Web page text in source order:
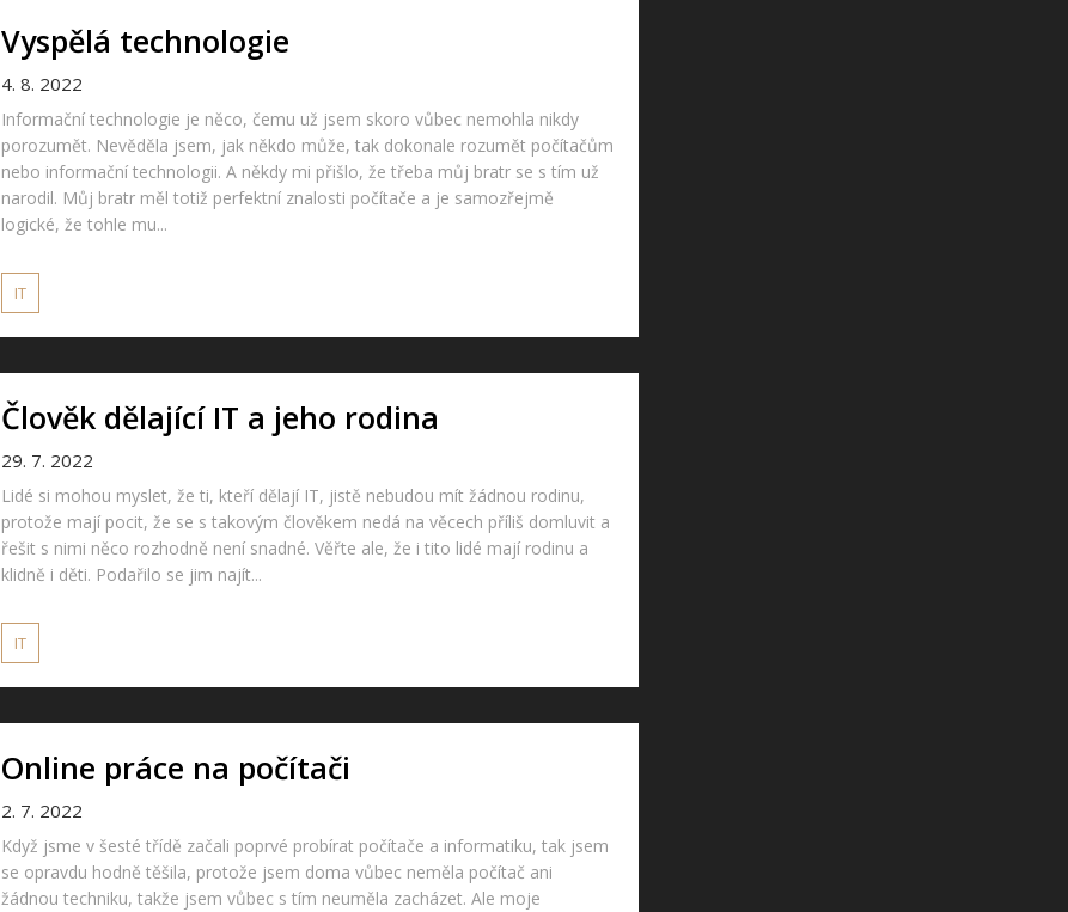
Vyspělá technologie
4. 8. 2022
Informační technologie je něco, čemu už jsem skoro vůbec nemohla nikdy
porozumět. Nevěděla jsem, jak někdo může, tak dokonale rozumět počítačům
nebo informační technologii. A někdy mi přišlo, že třeba můj bratr se s tím už
narodil. Můj bratr měl totiž perfektní znalosti počítače a je samozřejmě
logické, že tohle mu...
IT
Člověk dělající IT a jeho rodina
29. 7. 2022
Lidé si mohou myslet, že ti, kteří dělají IT, jistě nebudou mít žádnou rodinu,
protože mají pocit, že se s takovým člověkem nedá na věcech příliš domluvit a
řešit s nimi něco rozhodně není snadné. Věřte ale, že i tito lidé mají rodinu a
klidně i děti. Podařilo se jim najít...
IT
Online práce na počítači
2. 7. 2022
Když jsme v šesté třídě začali poprvé probírat počítače a informatiku, tak jsem
se opravdu hodně těšila, protože jsem doma vůbec neměla počítač ani
žádnou techniku, takže jsem vůbec s tím neuměla zacházet. Ale moje